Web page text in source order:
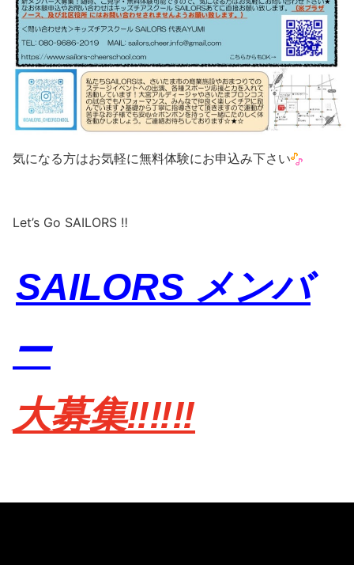
気になる方はお気軽に無料体験にお申込み下さい
Let’s Go SAILORS ‼️
SAILORS メンバ
ー
大募集‼️‼️‼️